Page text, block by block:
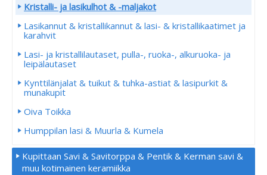
Kristalli- ja lasikulhot & -maljakot
Lasikannut & kristallikannut & lasi- & kristallikaatimet ja
karahvit
Lasi- ja kristallilautaset, pulla-, ruoka-, alkuruoka- ja
leipälautaset
Kynttilänjalat & tuikut & tuhka-astiat & lasipurkit &
munakupit
Oiva Toikka
Humppilan lasi & Muurla & Kumela
Kupittaan Savi & Savitorppa & Pentik & Kerman savi &
muu kotimainen keramiikka